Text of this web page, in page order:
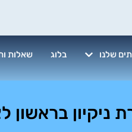
שלנו בלוג שאלות
ניקיון בראשון